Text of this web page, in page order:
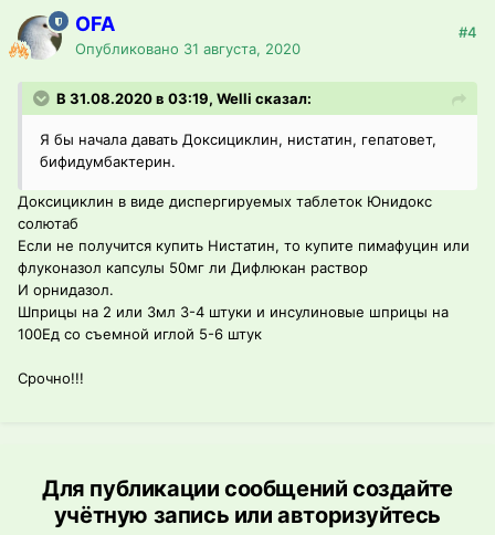
OFA
Опубликовано 31 августа, 2020
#4
В 31.08.2020 в 03:19, Welli сказал:
Я бы начала давать Доксициклин, нистатин, гепатовет,
бифидумбактерин.
Доксициклин в виде диспергируемых таблеток Юнидокс
солютаб
Если не получится купить Нистатин, то купите пимафуцин или
флуконазол капсулы 50мг ли Дифлюкан раствор
И орнидазол.
Шприцы на 2 или 3мл 3-4 штуки и инсулиновые шприцы на
100Ед со съемной иглой 5-6 штук
Срочно!!!
Для публикации сообщений создайте
учётную запись или авторизуйтесь